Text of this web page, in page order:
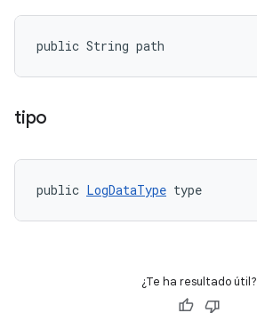
public String path
tipo
public LogDataType type
¿Te ha resultado útil?